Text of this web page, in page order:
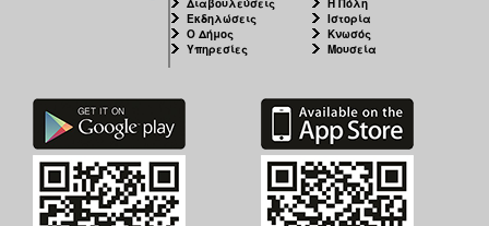
Εκδηλώσεις
Ο Δήμος
Υπηρεσίες
Ιστορία
Κνωσός
Μουσεία